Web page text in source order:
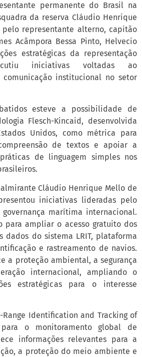
permanente do Brasil na
da reserva Cláudio Henrique
representante alterno, capitão
Acâmpora Bessa Pinto, Helvecio
estratégicas da representação
iniciativas voltadas ao
institucional no setor
esteve a possibilidade de
Flesch-Kincaid, desenvolvida
Unidos, como métrica para
de textos e apoiar a
de linguagem simples nos
Cláudio Henrique Mello de
iniciativas lideradas pelo
marítima internacional.
para ampliar o acesso gratuito dos
dados do sistema LRIT, plataforma
e rastreamento de navios.
a proteção ambiental, a segurança
internacional, ampliando o
estratégicas para o interesse
Range Identification and Tracking of
o monitoramento global de
informações relevantes para a
a proteção do meio ambiente e